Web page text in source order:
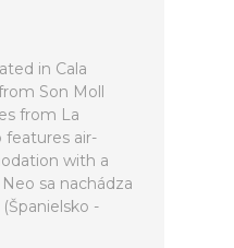
in Cala
Son Moll
from La
features air-
with a
sa nachádza
-